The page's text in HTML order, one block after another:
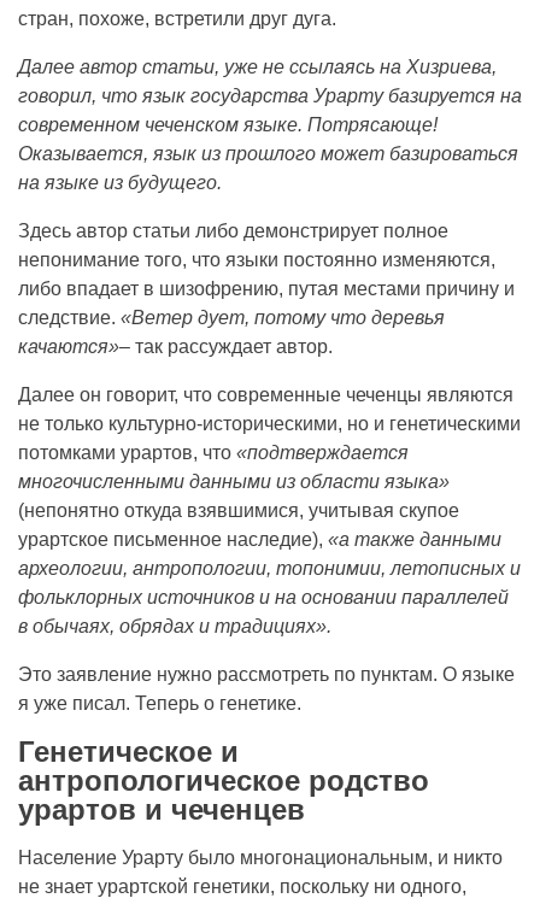
стран, похоже, встретили друг дуга.
Далее автор статьи, уже не ссылаясь на Хизриева,
говорил, что язык государства Урарту базируется на
современном чеченском языке. Потрясающе!
Оказывается, язык из прошлого может базироваться
на языке из будущего.
Здесь автор статьи либо демонстрирует полное
непонимание того, что языки постоянно изменяются,
либо впадает в шизофрению, путая местами причину и
следствие. «Ветер дует, потому что деревья
качаются»– так рассуждает автор.
Далее он говорит, что современные чеченцы являются
не только культурно-историческими, но и генетическими
потомками урартов, что «подтверждается
многочисленными данными из области языка»
(непонятно откуда взявшимися, учитывая скупое
урартское письменное наследие), «а также данными
археологии, антропологии, топонимии, летописных и
фольклорных источников и на основании параллелей
в обычаях, обрядах и традициях».
Это заявление нужно рассмотреть по пунктам. О языке
я уже писал. Теперь о генетике.
Генетическое и
антропологическое родство
урартов и чеченцев
Население Урарту было многонациональным, и никто
не знает урартской генетики, поскольку ни одного,